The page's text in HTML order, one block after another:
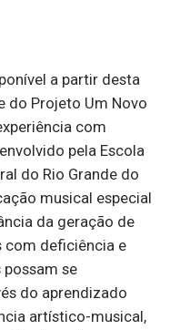
a partir desta
do Projeto Um Novo
com
pela Escola
do Rio Grande do
musical especial
da geração de
com deficiência e
se
do aprendizado
artístico-musical,